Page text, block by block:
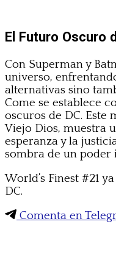
El Futuro Oscuro
Con Superman y
universo,
alternativas sino
Come se establece
oscuros de DC. Este
Viejo Dios, muestra
esperanza y la
sombra de un poder
World’s Finest #21
DC.
Comenta en